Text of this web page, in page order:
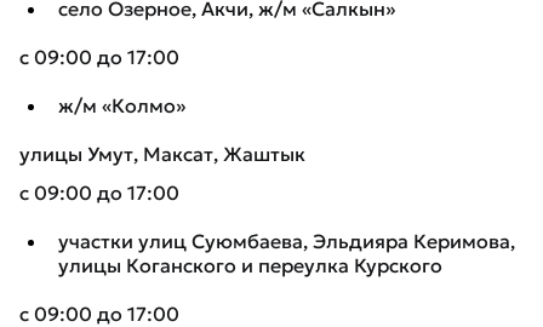
село Озерное, Акчи, ж/м «Салкын»
с 09:00 до 17:00
ж/м «Колмо»
улицы Умут, Максат, Жаштык
с 09:00 до 17:00
участки улиц Суюмбаева, Эльдияра Керимова,
улицы Коганского и переулка Курского
с 09:00 до 17:00